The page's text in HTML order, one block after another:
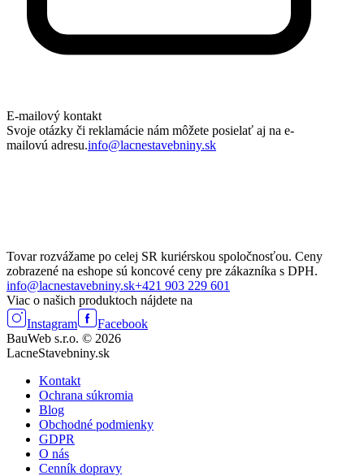
E-mailový kontakt
Svoje otázky či reklamácie nám môžete posielať aj na e-
mailovú adresu.info@lacnestavebniny.sk
Tovar rozvážame po celej SR kuriérskou spoločnosťou. Ceny
zobrazené na eshope sú koncové ceny pre zákazníka s DPH.
info@lacnestavebniny.sk+421 903 229 601
Viac o našich produktoch nájdete na
Instagram
Facebook
BauWeb s.r.o. © 2026
LacneStavebniny.sk
Kontakt
Ochrana súkromia
Blog
Obchodné podmienky
GDPR
O nás
Cenník dopravy